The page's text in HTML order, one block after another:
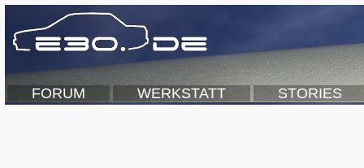
FORUM WERKSTATT STORIES